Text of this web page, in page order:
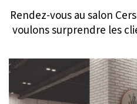
Rendez-vous au salon
voulons surprendre les